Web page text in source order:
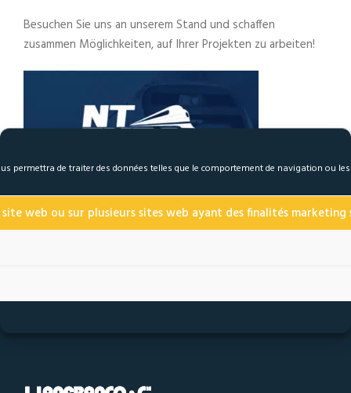
permettra de traiter des données telles que le comportement de navigation ou
web ou sur plusieurs sites web ayant des finalités marketing
Besuchen Sie uns an unserem Stand und schaffen
zusammen Möglichkeiten, auf Ihrer Projekten zu arbeiten!